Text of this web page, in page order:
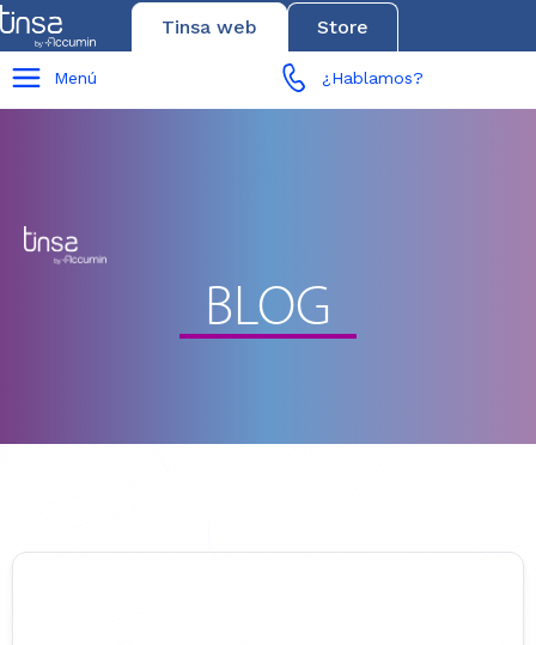
Tinsa web Store
Menú ¿Hablamos?
BLOG